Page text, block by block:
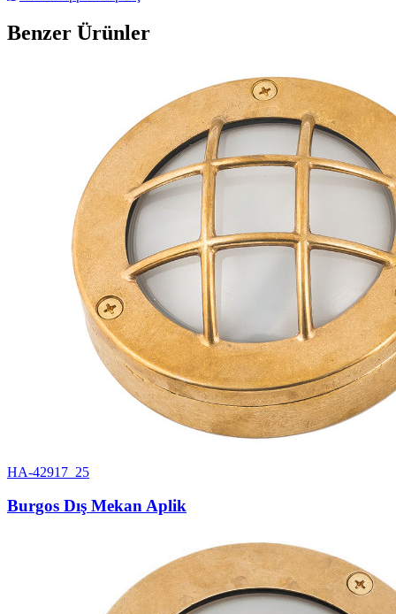
Benzer Ürünler
HA-42917_25
Burgos Dış Mekan Aplik